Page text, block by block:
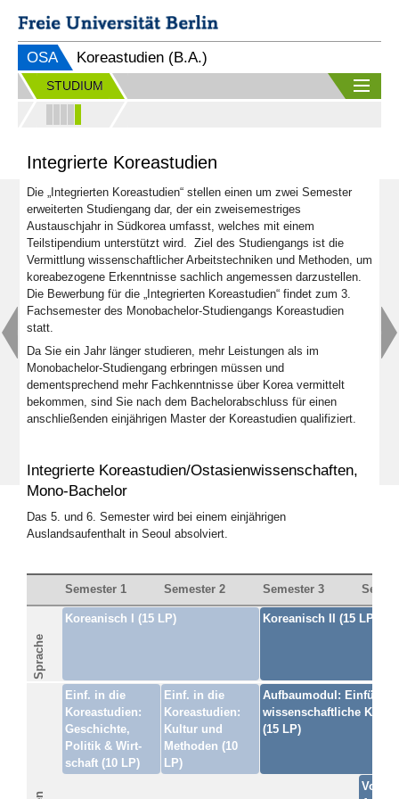
OSA Koreastudien (B.A.)
STUDIUM
Integrierte Koreastudien
Die „Integrierten Koreastudien“ stellen einen um zwei Semester
erweiterten Studiengang dar, der ein zweisemestriges
Austauschjahr in Südkorea umfasst, welches mit einem
Teilstipendium unterstützt wird. Ziel des Studiengangs ist die
Vermittlung wissenschaftlicher Arbeitstechniken und Methoden, um
koreabezogene Erkenntnisse sachlich angemessen darzustellen.
Die Bewerbung für die „Integrierten Koreastudien“ findet zum 3.
Fachsemester des Monobachelor-Studiengangs Koreastudien
statt.
Da Sie ein Jahr länger studieren, mehr Leistungen als im
Monobachelor-Studiengang erbringen müssen und
dementsprechend mehr Fachkenntnisse über Korea vermittelt
bekommen, sind Sie nach dem Bachelorabschluss für einen
anschließenden einjährigen Master der Koreastudien qualifiziert.
Integrierte Koreastudien/Ostasienwissenschaften,
Mono-Bachelor
Das 5. und 6. Semester wird bei einem einjährigen
Auslandsaufenthalt in Seoul absolviert.
Semester 1 Semester 2 Semester 3
Sprache
Koreanisch I (15 LP) Koreanisch II (15 LP)
Einf. in die
Koreastudien:
Geschichte,
Politik & Wirt-
schaft (10 LP)
Einf. in die
Koreastudien:
Kultur und
Methoden (10
LP)
Aufbaumodul:
wissenschaftliche
(15 LP)